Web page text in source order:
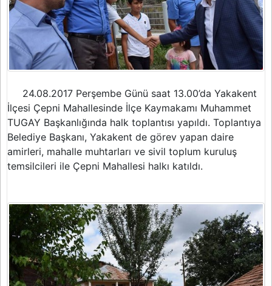
24.08.2017 Perşembe Günü saat 13.00’da Yakakent
İlçesi Çepni Mahallesinde İlçe Kaymakamı Muhammet
TUGAY Başkanlığında halk toplantısı yapıldı. Toplantıya
Belediye Başkanı, Yakakent de görev yapan daire
amirleri, mahalle muhtarları ve sivil toplum kuruluş
temsilcileri ile Çepni Mahallesi halkı katıldı.